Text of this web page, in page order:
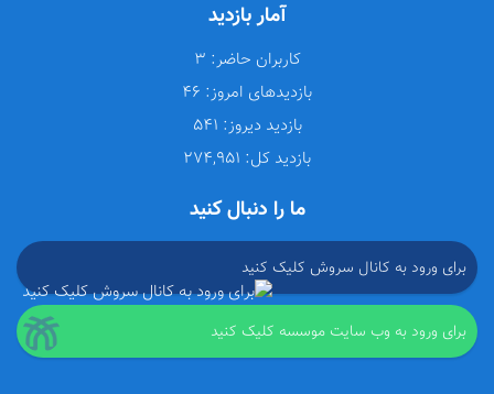
آمار بازدید
کاربران حاضر:
بازدیدهای امروز:
بازدید دیروز:
بازدید کل:
ما را دنبال کنید
برای ورود به کانال سروش کلیک کنید
برای ورود به وب سایت موسسه کلیک کنید